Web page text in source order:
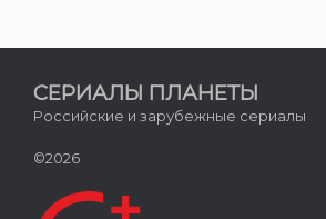
СЕРИАЛЫ ПЛАНЕТЫ
Российские и зарубежные сериалы
©2026